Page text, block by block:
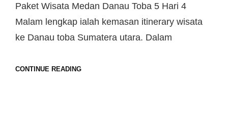
Paket Wisata Medan Danau Toba 5 Hari 4
Malam lengkap ialah kemasan itinerary wisata
ke Danau toba Sumatera utara. Dalam
CONTINUE READING